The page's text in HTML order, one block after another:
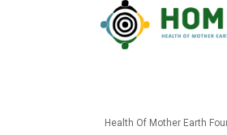
Health Of Mother Earth